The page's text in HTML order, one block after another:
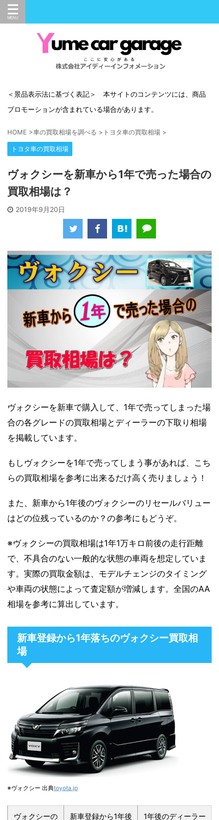
＜景品表示法に基づく表記＞ 本サイトのコンテンツには、商品
プロモーションが含まれている場合があります。
HOME >車の買取相場を調べる > トヨタ車の買取相場 >
トヨタ車の買取相場
ヴォクシーを新車から1年で売った場合の
買取相場は？
2019年9月20日
ヴォクシーを新車で購入して、1年で売ってしまった場
合の各グレードの買取相場とディーラーの下取り相場
を掲載しています。
もしヴォクシーを1年で売ってしまう事があれば、こち
らの買取相場を参考に出来るだけ高く売りましょう！
また、新車から1年後のヴォクシーのリセールバリュー
はどの位残っているのか？の参考にもどうぞ。
※ヴォクシーの買取相場は1年1万キロ前後の走行距離
で、不具合のない一般的な状態の車両を想定していま
す。実際の買取金額は、モデルチェンジのタイミング
や車両の状態によって査定額が増減します。全国のAA
相場を参考に算出しています。
新車登録から1年落ちのヴォクシー買取相
場
※ヴォクシー 出典toyota.jp
ヴォクシーの
新車登録から1年後
1年後のディーラー